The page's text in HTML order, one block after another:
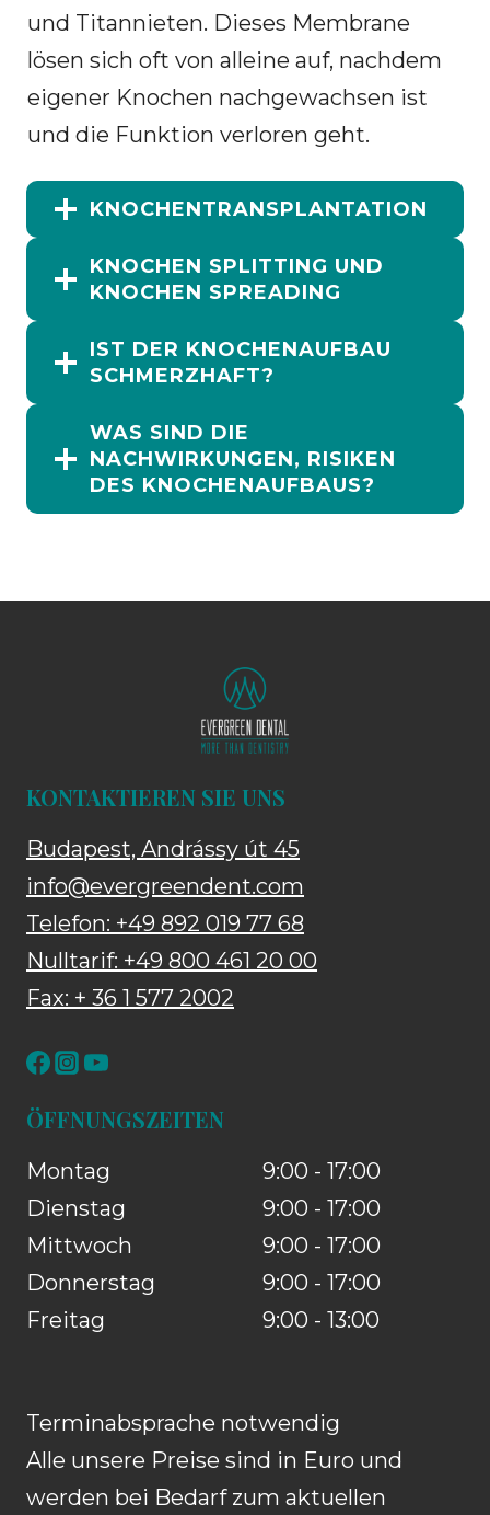
und Titannieten. Dieses Membrane
lösen sich oft von alleine auf, nachdem
eigener Knochen nachgewachsen ist
und die Funktion verloren geht.
KNOCHENTRANSPLANTATION
KNOCHEN SPLITTING UND
KNOCHEN SPREADING
IST DER KNOCHENAUFBAU
SCHMERZHAFT?
WAS SIND DIE
NACHWIRKUNGEN, RISIKEN
DES KNOCHENAUFBAUS?
KONTAKTIEREN SIE UNS
Budapest, Andrássy út 45
info@evergreendent.com
Telefon: +49 892 019 77 68
Nulltarif: +49 800 461 20 00
Fax: + 36 1 577 2002
ÖFFNUNGSZEITEN
Montag
Dienstag
Mittwoch
Donnerstag
Freitag
9:00 - 17:00
9:00 - 17:00
9:00 - 17:00
9:00 - 17:00
9:00 - 13:00
Terminabsprache notwendig
Alle unsere Preise sind in Euro und
werden bei Bedarf zum aktuellen